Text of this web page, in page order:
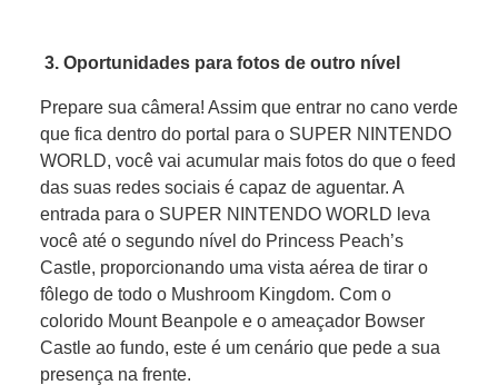
3. Oportunidades para fotos de outro nível
Prepare sua câmera! Assim que entrar no cano verde
que fica dentro do portal para o SUPER NINTENDO
WORLD, você vai acumular mais fotos do que o feed
das suas redes sociais é capaz de aguentar. A
entrada para o SUPER NINTENDO WORLD leva
você até o segundo nível do Princess Peach’s
Castle, proporcionando uma vista aérea de tirar o
fôlego de todo o Mushroom Kingdom. Com o
colorido Mount Beanpole e o ameaçador Bowser
Castle ao fundo, este é um cenário que pede a sua
presença na frente.